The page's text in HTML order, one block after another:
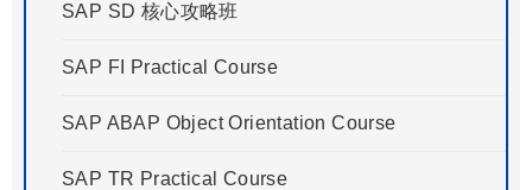
SAP SD 核心攻略班
SAP FI Practical Course
SAP ABAP Object Orientation Course
SAP TR Practical Course